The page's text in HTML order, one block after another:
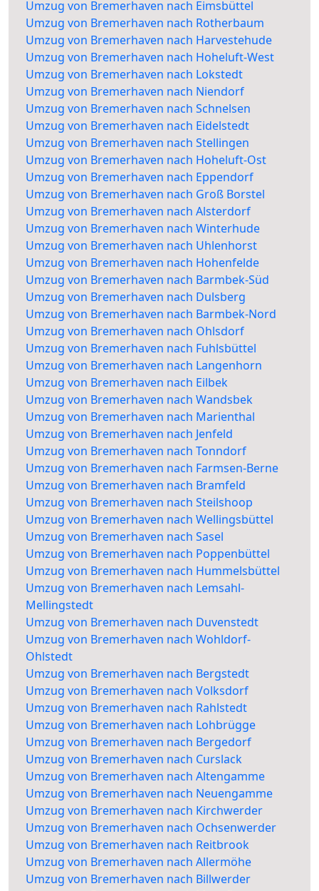
Umzug von Bremerhaven nach Eimsbüttel
Umzug von Bremerhaven nach Rotherbaum
Umzug von Bremerhaven nach Harvestehude
Umzug von Bremerhaven nach Hoheluft-West
Umzug von Bremerhaven nach Lokstedt
Umzug von Bremerhaven nach Niendorf
Umzug von Bremerhaven nach Schnelsen
Umzug von Bremerhaven nach Eidelstedt
Umzug von Bremerhaven nach Stellingen
Umzug von Bremerhaven nach Hoheluft-Ost
Umzug von Bremerhaven nach Eppendorf
Umzug von Bremerhaven nach Groß Borstel
Umzug von Bremerhaven nach Alsterdorf
Umzug von Bremerhaven nach Winterhude
Umzug von Bremerhaven nach Uhlenhorst
Umzug von Bremerhaven nach Hohenfelde
Umzug von Bremerhaven nach Barmbek-Süd
Umzug von Bremerhaven nach Dulsberg
Umzug von Bremerhaven nach Barmbek-Nord
Umzug von Bremerhaven nach Ohlsdorf
Umzug von Bremerhaven nach Fuhlsbüttel
Umzug von Bremerhaven nach Langenhorn
Umzug von Bremerhaven nach Eilbek
Umzug von Bremerhaven nach Wandsbek
Umzug von Bremerhaven nach Marienthal
Umzug von Bremerhaven nach Jenfeld
Umzug von Bremerhaven nach Tonndorf
Umzug von Bremerhaven nach Farmsen-Berne
Umzug von Bremerhaven nach Bramfeld
Umzug von Bremerhaven nach Steilshoop
Umzug von Bremerhaven nach Wellingsbüttel
Umzug von Bremerhaven nach Sasel
Umzug von Bremerhaven nach Poppenbüttel
Umzug von Bremerhaven nach Hummelsbüttel
Umzug von Bremerhaven nach Lemsahl-
Mellingstedt
Umzug von Bremerhaven nach Duvenstedt
Umzug von Bremerhaven nach Wohldorf-
Ohlstedt
Umzug von Bremerhaven nach Bergstedt
Umzug von Bremerhaven nach Volksdorf
Umzug von Bremerhaven nach Rahlstedt
Umzug von Bremerhaven nach Lohbrügge
Umzug von Bremerhaven nach Bergedorf
Umzug von Bremerhaven nach Curslack
Umzug von Bremerhaven nach Altengamme
Umzug von Bremerhaven nach Neuengamme
Umzug von Bremerhaven nach Kirchwerder
Umzug von Bremerhaven nach Ochsenwerder
Umzug von Bremerhaven nach Reitbrook
Umzug von Bremerhaven nach Allermöhe
Umzug von Bremerhaven nach Billwerder